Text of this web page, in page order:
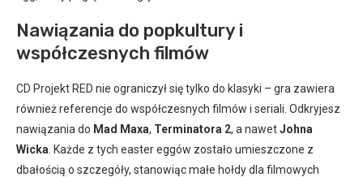
Nawiązania do popkultury i
współczesnych filmów
CD Projekt RED nie ograniczył się tylko do klasyki – gra zawiera
również referencje do współczesnych filmów i seriali. Odkryjesz
nawiązania do Mad Maxa, Terminatora 2, a nawetJohna
Wicka . Każde z tych easter eggów zostało umieszczone z
dbałością o szczegóły, stanowiąc małe hołdy dla filmowych